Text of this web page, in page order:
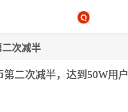
二次减半
第二次减半，达到50W用户